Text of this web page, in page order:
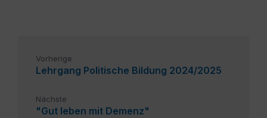
Vorherige
Lehrgang Politische Bildung 2024/2025
Nächste
"Gut leben mit Demenz"